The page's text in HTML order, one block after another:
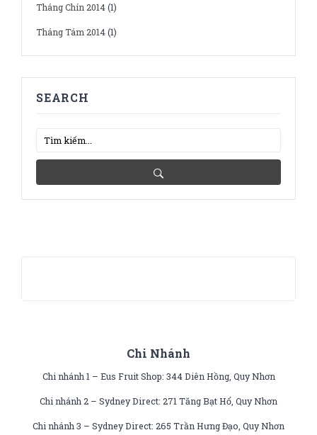
Tháng Chín 2014(1)
Tháng Tám 2014(1)
SEARCH
Chi Nhánh
Chi nhánh 1 – Eus Fruit Shop: 344 Diên Hồng, Quy Nhơn
Chi nhánh 2 – Sydney Direct: 271 Tăng Bạt Hổ, Quy Nhơn
Chi nhánh 3 – Sydney Direct: 265 Trần Hưng Đạo, Quy Nhơn